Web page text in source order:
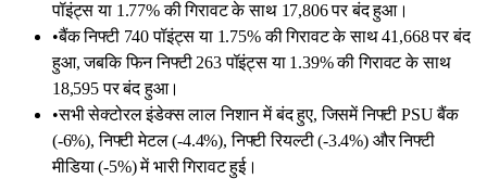
पॉइंट्स या 1.77% की गिरावट के साथ 17,806 पर बंद हुआ।
•बैंक निफ्टी 740 पॉइंट्स या 1.75% की गिरावट के साथ 41,668 पर बंद
हुआ, जबकि फिन निफ्टी 263 पॉइंट्स या 1.39% की गिरावट के साथ
18,595 पर बंद हुआ।
•सभी सेक्टोरल इंडेक्स लाल निशान में बंद हुए, जिसमें निफ्टी PSU बैंक
(-6%), निफ्टी मेटल (-4.4%), निफ्टी रियल्टी (-3.4%) और निफ्टी
मीडिया (-5%) में भारी गिरावट हुई।